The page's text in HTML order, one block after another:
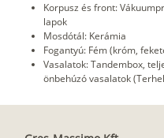
Korpusz és front:
lapok
Mosdótál: Kerámia
Fogantyú: Fém (króm,
Vasalatok: Tandembox,
önbehúzó vasalatok